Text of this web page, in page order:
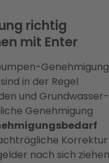
richtig
mit Enter
Genehmigung
sind in der Regel
und Grundwasser-
Genehmigung
Korrektur
nach sich